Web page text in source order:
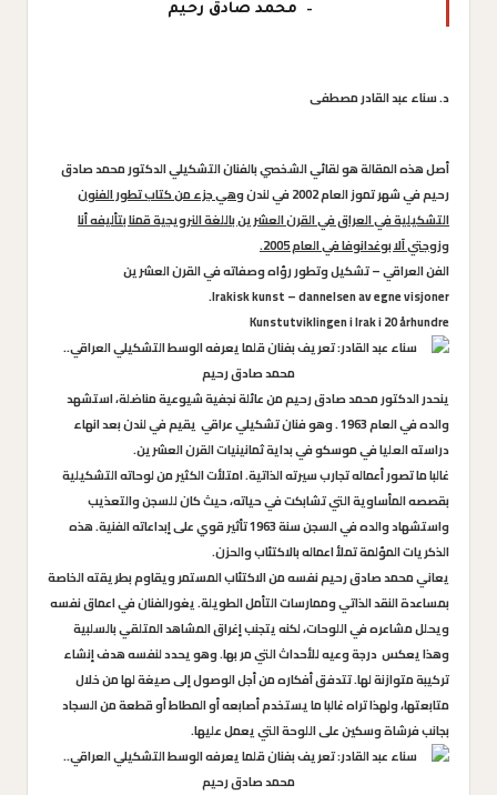
– محمد صادق رحيم
د. سناء عبد القادر مصطفى
أصل هذه المقالة هو لقائي الشخصي بالفنان التشكيلي الدكتور محمد صادق
رحيم في شهر تموز العام 2002 في لندن و
هي جزء من كتاب تطور الفنون
التشكيلية في العراق في القرن العشرين باللغة النرويجية قمنا بتأليفه أنا
وزوجتي آلا بوغدانوفا في العام 2005.
الفن العراقي – تشكيل وتطور رؤاه وصفاته في القرن العشرين
Irakisk kunst – dannelsen av egne visjoner.
Kunstutviklingen i Irak i 20 århundre
ينحدر الدكتور محمد صادق رحيم من عائلة نجفية شيوعية مناضلة، استشهد
والده في العام 1963 . وهو فنان تشكيلي عراقي يقيم في لندن بعد انهاء
دراسته العليا في موسكو في بداية ثمانينيات القرن العشرين.
غالبا ما تصور أعماله تجارب سيرته الذاتية. امتلأت الكثير من لوحاته التشكيلية
بقصصه المأساوية التي تشابكت في حياته، حيث كان للسجن والتعذيب
واستشهاد والده في السجن سنة 1963 تأثير قوي على إبداعاته الفنية. هذه
الذكريات المؤلمة تملأ اعماله بالاكتئاب والحزن.
يعاني محمد صادق رحيم نفسه من الاكتئاب المستمر ويقاوم بطريقته الخاصة
بمساعدة النقد الذاتي وممارسات التأمل الطويلة. يغورالفنان في اعماق نفسه
ويحلل مشاعره في اللوحات، لكنه يتجنب إغراق المشاهد المتلقي بالسلبية
وهذا يعكس درجة وعيه للأحداث التي مر بها. وهو يحدد لنفسه هدف إنشاء
تركيبة متوازنة لها. تتدفق أفكاره من أجل الوصول إلى صيغة لها من خلال
متابعتها، ولهذا تراه غالبا ما يستخدم أصابعه أو المطاط أو قطعة من السجاد
بجانب فرشاة وسكين على اللوحة التي يعمل عليها.